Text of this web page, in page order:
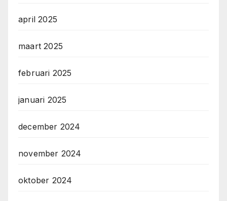
april 2025
maart 2025
februari 2025
januari 2025
december 2024
november 2024
oktober 2024